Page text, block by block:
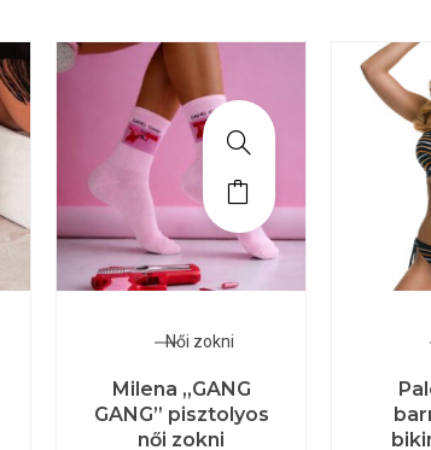
Női zokni
Milena „GANG
GANG” pisztolyos
női zokni